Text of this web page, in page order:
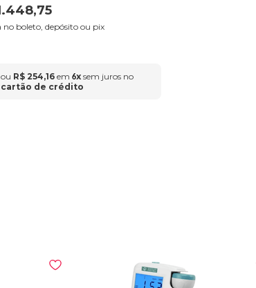
.448,75
no boleto, depósito ou pix
ou R$ 254,16 em 6x sem juros no
cartão de crédito